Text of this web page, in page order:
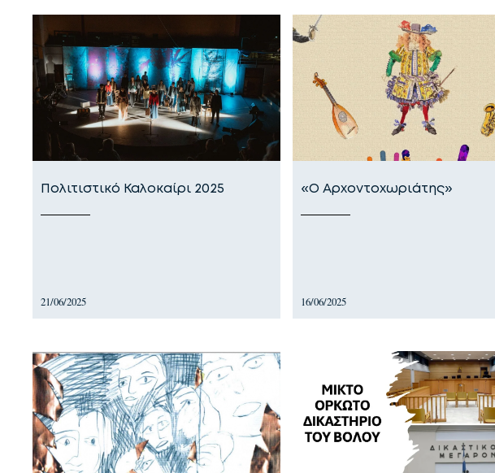
Πολιτιστικό Καλοκαίρι 2025
21/06/2025
«Ο Αρχοντοχωριάτης»
16/06/2025